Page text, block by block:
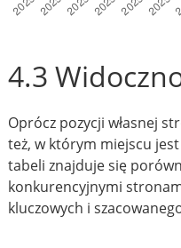
4.3
Oprócz pozycji własnej
też, w którym miejscu
tabeli znajduje się
konkurencyjnymi
kluczowych i